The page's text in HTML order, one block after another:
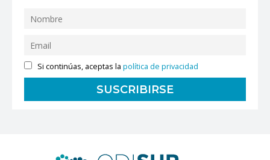
Si continúas, aceptas lapolítica de privacidad